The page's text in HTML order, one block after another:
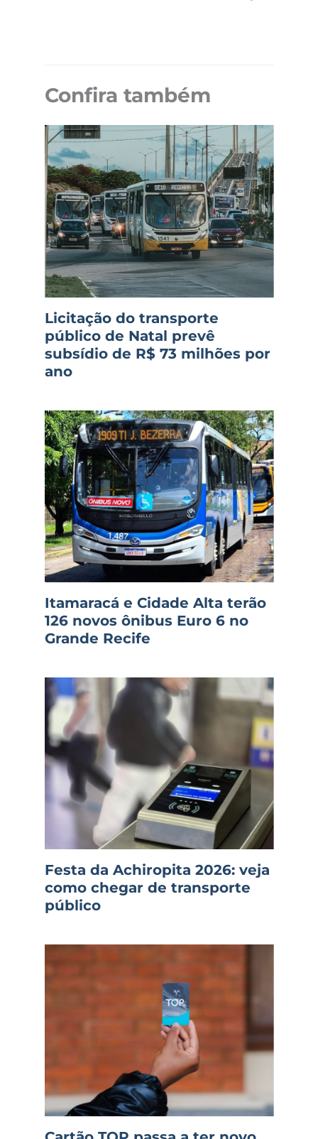
Confira também
Licitação do transporte
público de Natal prevê
subsídio de R$ 73 milhões por
ano
Itamaracá e Cidade Alta terão
126 novos ônibus Euro 6 no
Grande Recife
Festa da Achiropita 2026: veja
como chegar de transporte
público